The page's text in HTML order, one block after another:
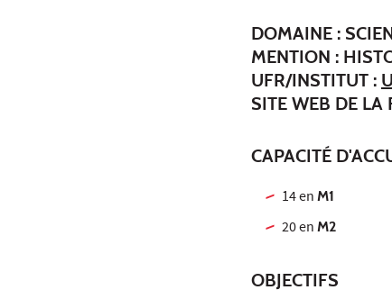
DOMAINE :
MENTION :
UFR/INSTITUT :
SITE WEB DE LA
CAPACITÉ
14 enM1
20 enM2
OBJECTIFS